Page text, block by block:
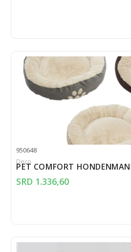
950648
Deco
PET COMFORT
SRD 1.336,60